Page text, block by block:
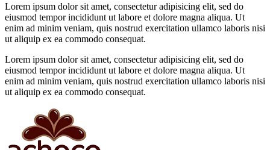
Lorem ipsum dolor sit amet, consectetur adipisicing elit, sed do
eiusmod tempor incididunt ut labore et dolore magna aliqua. Ut
enim ad minim veniam, quis nostrud exercitation ullamco laboris nisi
ut aliquip ex ea commodo consequat.
Lorem ipsum dolor sit amet, consectetur adipisicing elit, sed do
eiusmod tempor incididunt ut labore et dolore magna aliqua. Ut
enim ad minim veniam, quis nostrud exercitation ullamco laboris nisi
ut aliquip ex ea commodo consequat.